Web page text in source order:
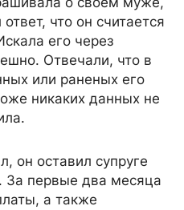
что он считается
его через
Отвечали, что в
или раненых его
никаких данных не
он оставил супруге
За первые два месяца
а также